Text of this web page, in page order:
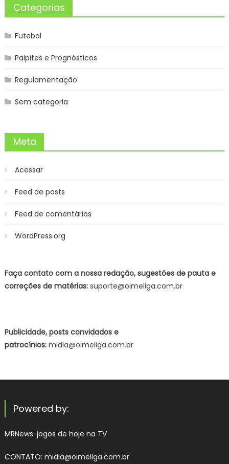
Categorias
Futebol
Palpites e Prognósticos
Regulamentação
Sem categoria
Meta
Acessar
Feed de posts
Feed de comentários
WordPress.org
Faça contato com a nossa redação, sugestões de pauta e
correções de matérias:suporte@oimeliga.com.br
Publicidade, posts convidados e
patrocínios:midia@oimeliga.com.br
Powered by:
MRNews: jogos de hoje na TV
CONTATO: midia@oimeliga.com.br